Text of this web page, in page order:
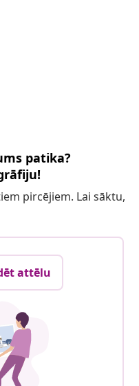
patika?
pircējiem. Lai sāktu,
attēlu